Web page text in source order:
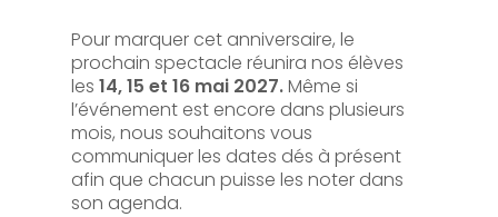
Pour marquer cet anniversaire, le
prochain spectacle réunira nos élèves
les 14, 15 et 16 mai 2027.Même si
l’événement est encore dans plusieurs
mois, nous souhaitons vous
communiquer les dates dés à présent
afin que chacun puisse les noter dans
son agenda.